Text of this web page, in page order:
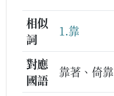
相似
詞
1.靠
對應
國語
靠著、倚